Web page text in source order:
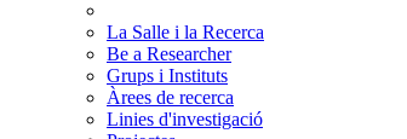
La Salle i la Recerca
Be a Researcher
Grups i Instituts
Àrees de recerca
Linies d'investigació